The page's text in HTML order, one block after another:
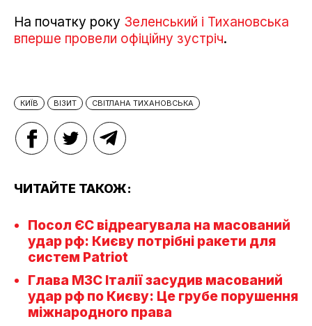
На початку року Зеленський і Тихановська
вперше провели офіційну зустріч.
КИЇВ ВІЗИТ СВІТЛАНА ТИХАНОВСЬКА
ЧИТАЙТЕ ТАКОЖ:
Посол ЄС відреагувала на масований
удар рф: Києву потрібні ракети для
систем Patriot
Глава МЗС Італії засудив масований
удар рф по Києву: Це грубе порушення
міжнародного права